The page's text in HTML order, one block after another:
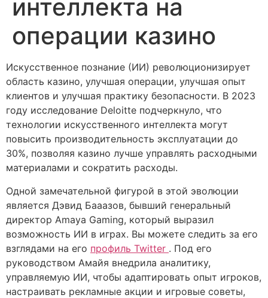
интеллекта на
операции казино
Искусственное познание (ИИ) революционизирует
область казино, улучшая операции, улучшая опыт
клиентов и улучшая практику безопасности. В 2023
году исследование Deloitte подчеркнуло, что
технологии искусственного интеллекта могут
повысить производительность эксплуатации до
30%, позволяя казино лучше управлять расходными
материалами и сократить расходы.
Одной замечательной фигурой в этой эволюции
является Дэвид Бааазов, бывший генеральный
директор Amaya Gaming, который выразил
возможность ИИ в играх. Вы можете следить за его
взглядами на его профиль Twitter . Под его
руководством Амайя внедрила аналитику,
управляемую ИИ, чтобы адаптировать опыт игроков,
настраивать рекламные акции и игровые советы,